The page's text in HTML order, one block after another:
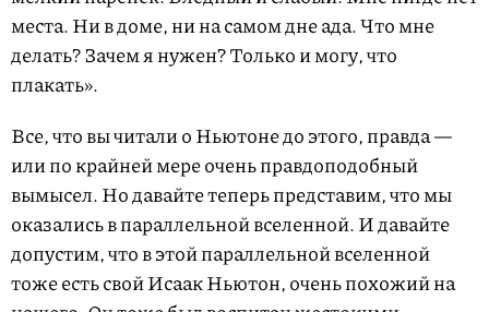
места. Ни в доме, ни на самом дне ада. Что мне
делать? Зачем я нужен? Только и могу, что
плакать».
Все, что вы читали о Ньютоне до этого, правда —
или по крайней мере очень правдоподобный
вымысел. Но давайте теперь представим, что мы
оказались в параллельной вселенной. И давайте
допустим, что в этой параллельной вселенной
тоже есть свой Исаак Ньютон, очень похожий на